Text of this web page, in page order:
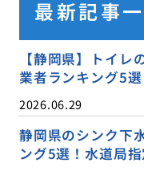
最新記事
【静岡県】トイ
業者ランキング5
2026.06.29
静岡県のシンク下
ング5選！水道局